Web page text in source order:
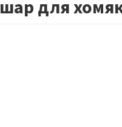
для